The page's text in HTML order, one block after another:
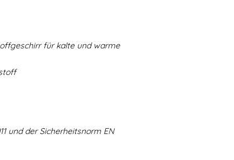
für kalte und warme
und der Sicherheitsnorm EN